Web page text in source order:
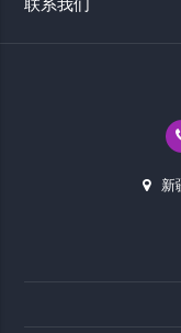
联系我们
新